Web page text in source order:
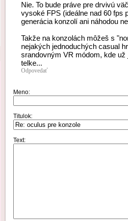
Nie. To bude práve pre drvivú
vysoké FPS (ideálne nad 60 fps
generácia konzolí ani náhodou
Takže na konzolách môžeš s
nejakých jednoduchých casual
srandovným VR módom, kde už
telke...
Odpovedať
Meno:
Titulok:
Text: